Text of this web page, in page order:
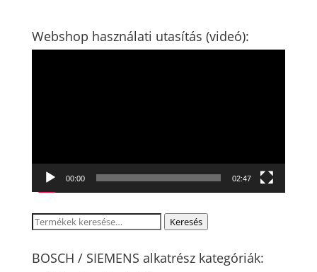
Webshop használati utasítás (videó):
00:00 02:47
Keresés
következőre:
Keresés
BOSCH / SIEMENS alkatrész kategóriák: